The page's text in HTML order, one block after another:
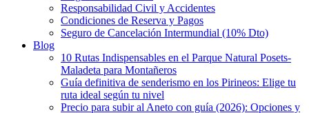
Responsabilidad Civil y Accidentes
Condiciones de Reserva y Pagos
Seguro de Cancelación Intermundial (10% Dto)
Blog
10 Rutas Indispensables en el Parque Natural Posets-
Maladeta para Montañeros
Guía definitiva de senderismo en los Pirineos: Elige tu
ruta ideal según tu nivel
Precio para subir al Aneto con guía (2026): Opciones y